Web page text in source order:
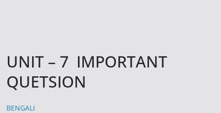
UNIT – 7 IMPORTANT
QUETSION
BENGALI